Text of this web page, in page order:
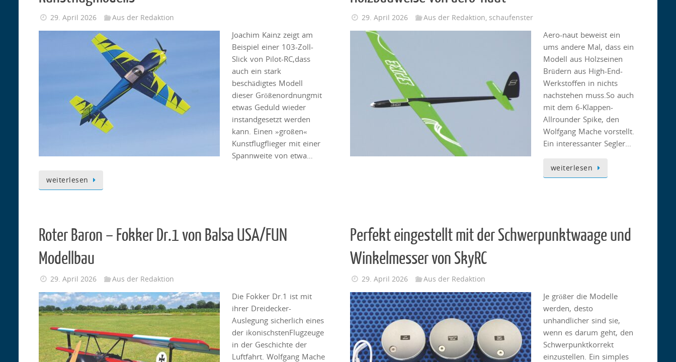
29. April 2026 Aus der Redaktion
Joachim Kainz zeigt am
Beispiel einer 103-Zoll-
Slick von Pilot-RC,dass
auch ein stark
beschädigtes Modell
dieser Größenordnungmit
etwas Geduld wieder
instandgesetzt werden
kann. Einen »großen«
Kunstflugflieger mit einer
Spannweite von etwa…
weiterlesen
29. April 2026 Aus der Redaktion, schaufenster
Aero-naut beweist ein
ums andere Mal, dass ein
Modell aus Holzseinen
Brüdern aus High-End-
Werkstoffen in nichts
nachstehen muss.So auch
mit dem 6-Klappen-
Allrounder Spike, den
Wolfgang Mache vorstellt.
Ein interessanter Segler…
weiterlesen
Roter Baron – Fokker Dr.1 von Balsa USA/FUN
Modellbau
29. April 2026 Aus der Redaktion
Die Fokker Dr.1 ist mit
ihrer Dreidecker-
Auslegung sicherlich eines
der ikonischstenFlugzeuge
in der Geschichte der
Luftfahrt. Wolfgang Mache
Perfekt eingestellt mit der Schwerpunktwaage und
Winkelmesser von SkyRC
29. April 2026 Aus der Redaktion
Je größer die Modelle
werden, desto
unhandlicher sind sie,
wenn es darum geht, den
Schwerpunktkorrekt
einzustellen. Ein simples